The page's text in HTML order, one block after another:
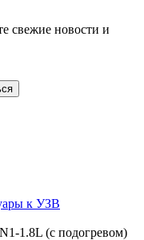
свежие новости и
к УЗВ
1.8L (с подогревом)